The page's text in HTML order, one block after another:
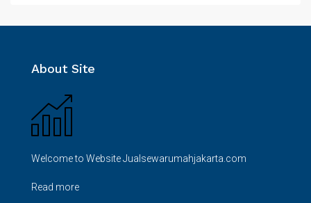
About Site
Welcome to Website Jualsewarumahjakarta.com
Read more